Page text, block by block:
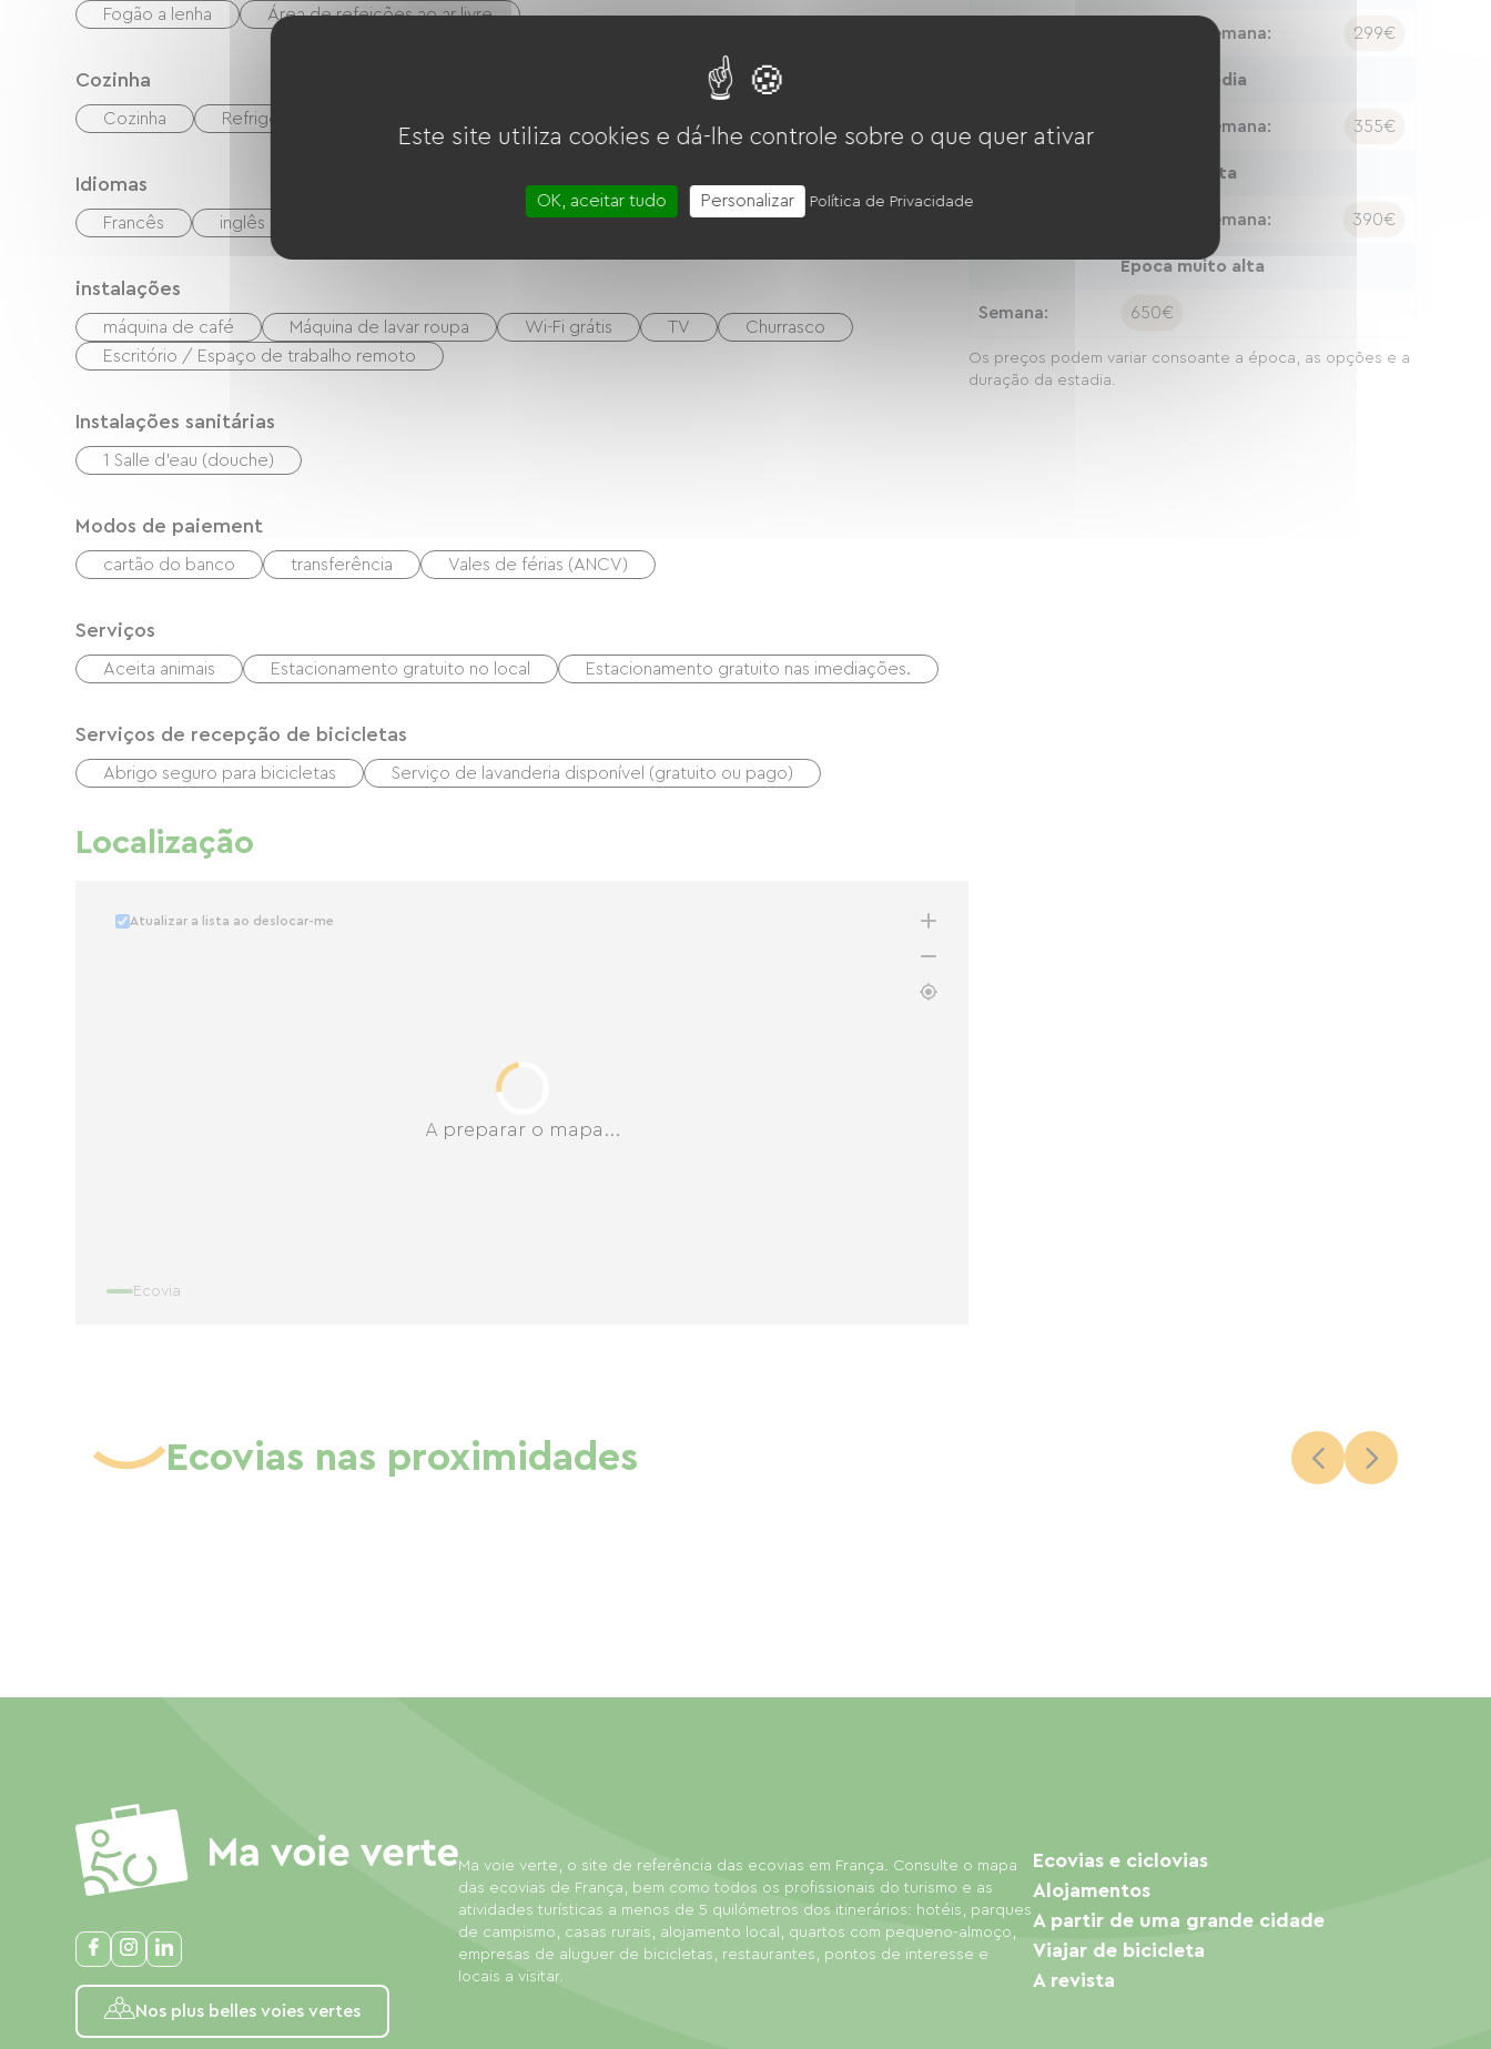
Fogão a lenha Área de refeições ao ar livre
Cozinha
Cozinha Refrigerador
Idiomas
Francês inglês
instalações
máquina de café Máquina de lavar roupa Wi-Fi grátis TV
Churrasco
Escritório / Espaço de trabalho remoto
Instalações sanitárias
1 Salle d'eau (douche)
Modos de paiement
cartão do banco transferência Vales de férias (ANCV)
Serviços
Aceita animais Estacionamento gratuito no local Estacionamento gratuito nas imediações.
Serviços de recepção de bicicletas
Abrigo seguro para bicicletas Serviço de lavanderia disponível (gratuito ou pago)
Localização
A preparar o mapa...
Atualizar a lista ao deslocar-me
Ecovia
Semana: 299€
Época média
Semana: 355€
Época alta
Semana: 390€
Época muito alta
Semana: 650€
Os preços podem variar consoante a época, as opções e a
duração da estadia.
Ecovias nas proximidades
Nos plus belles voies vertes
Ma voie verte, o site de referência das ecovias em França. Consulte o mapa
das ecovias de França, bem como todos os profissionais do turismo e as
atividades turísticas a menos de 5 quilómetros dos itinerários: hotéis, parques
de campismo, casas rurais, alojamento local, quartos com pequeno-almoço,
empresas de aluguer de bicicletas, restaurantes, pontos de interesse e
locais a visitar.
Ecovias e ciclovias
Alojamentos
A partir de uma grande cidade
Viajar de bicicleta
A revista
Este site utiliza cookies e dá-lhe controle sobre o que quer ativar
OK, aceitar tudo Personalizar Política de Privacidade